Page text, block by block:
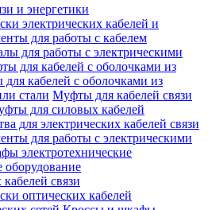
и энергетики
электрических кабелей и
для работы с кабелем
для работы с электрическими
для кабелей с оболочками из
кабелей с оболочками из
стали Муфты для кабелей связи
для силовых кабелей
для электрических кабелей связи
для работы с электрическими
электротехнические
оборудование
связи
оптических кабелей